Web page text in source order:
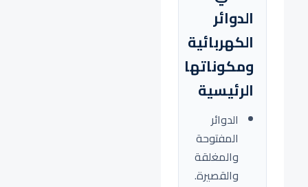
الدوائر
الكهربائية
ومكوناتها
الرئيسية
الدوائر
المفتوحة
والمغلقة
والقصيرة.